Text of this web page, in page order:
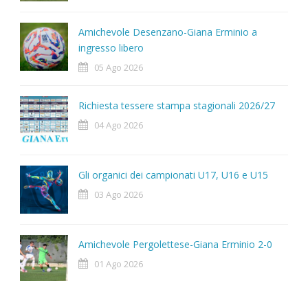
Amichevole Desenzano-Giana Erminio a
ingresso libero
05 Ago 2026
Richiesta tessere stampa stagionali 2026/27
04 Ago 2026
Gli organici dei campionati U17, U16 e U15
03 Ago 2026
Amichevole Pergolettese-Giana Erminio 2-0
01 Ago 2026